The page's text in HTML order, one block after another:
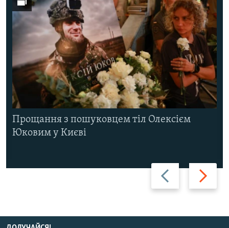
Назад Вперед
Прощання з пошуковцем тіл Олексієм
Юковим у Києві